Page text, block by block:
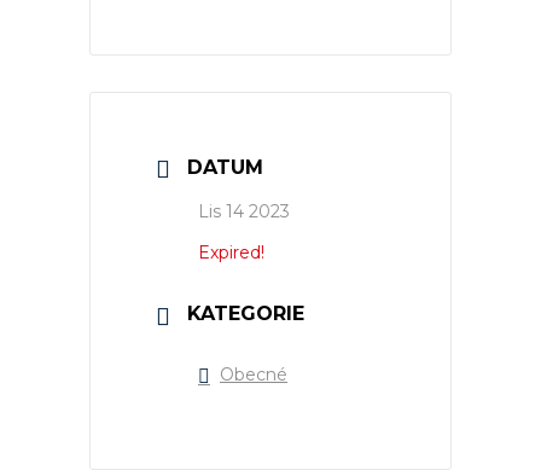
DATUM
Lis 14 2023
Expired!
KATEGORIE
Obecné